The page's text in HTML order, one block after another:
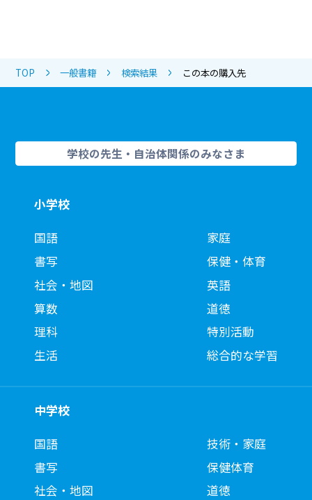
TOP 一般書籍 検索結果 この本の購入先
学校の先生・自治体関係のみなさま
小学校
国語
書写
社会・地図
算数
理科
生活
家庭
保健・体育
英語
道徳
特別活動
総合的な学習
中学校
国語
書写
社会・地図
技術・家庭
保健体育
道徳